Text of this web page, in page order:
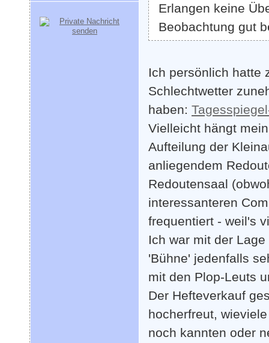
Erlangen keine
Beobachtung gut
Ich persönlich hatte
Schlechtwetter
haben:
Vielleicht hängt
Aufteilung der
anliegendem
Redoutensaal
interessanteren
frequentiert - weil's
Ich war mit der
'Bühne' jedenfalls
mit den Plop-Leuts
Der Hefteverkauf
hocherfreut,
noch kannten oder